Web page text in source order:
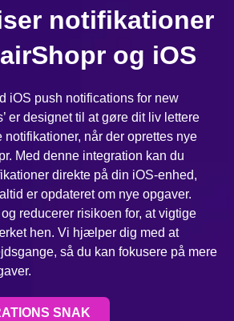
notifikationer
og iOS
iOS push notifications for new
er designet til at gøre dit liv lettere
notifikationer, når der oprettes nye
Med denne integration kan du
direkte på din iOS-enhed,
er opdateret om nye opgaver.
reducerer risikoen for, at vigtige
hen. Vi hjælper dig med at
så du kan fokusere på mere
SNAK